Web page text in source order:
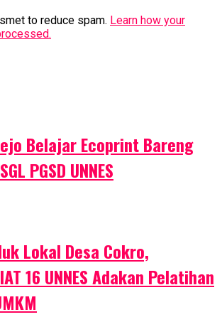
to reduce spam. Learn how your
Belajar Ecoprint Bareng
PGSD UNNES
Lokal Desa Cokro,
16 UNNES Adakan Pelatihan